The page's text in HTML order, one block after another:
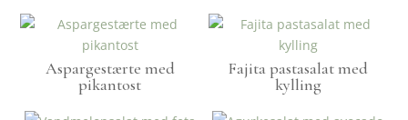
Aspargestærte med
pikantost
Fajita pastasalat med
kylling